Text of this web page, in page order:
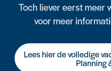
Toch liever eerst meer
voor meer
Lees hier de volledige
Planning